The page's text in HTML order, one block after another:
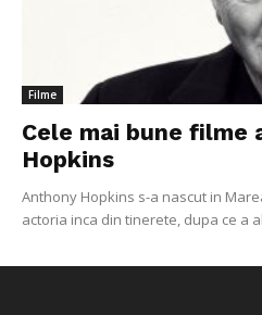
Filme
Cele mai bune filme
Hopkins
Anthony Hopkins s-a nascut in
actoria inca din tinerete, dupa ce a